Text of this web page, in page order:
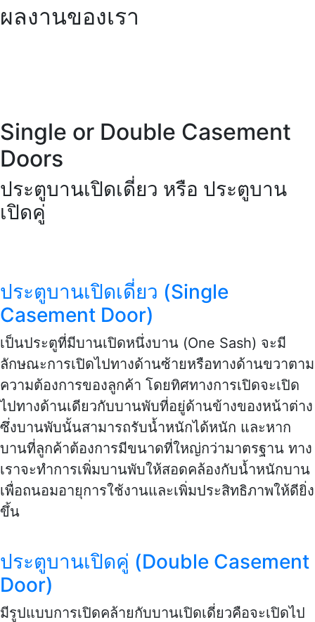
ผลงานของเรา
Single or Double Casement
Doors
ประตูบานเปิดเดี่ยว หรือ ประตูบาน
เปิดคู่
ประตูบานเปิดเดี่ยว (Single
Casement Door)
เป็นประตูที่มีบานเปิดหนึ่งบาน (One Sash) จะมี
ลักษณะการเปิดไปทางด้านซ้ายหรือทางด้านขวาตาม
ความต้องการของลูกค้า โดยทิศทางการเปิดจะเปิด
ไปทางด้านเดียวกับบานพับที่อยู่ด้านข้างของหน้าต่าง
ซึ่งบานพับนั้นสามารถรับน้ำหนักได้หนัก และหาก
บานที่ลูกค้าต้องการมีขนาดที่ใหญ่กว่ามาตรฐาน ทาง
เราจะทำการเพิ่มบานพับให้สอดคล้องกับน้ำหนักบาน
เพื่อถนอมอายุการใช้งานและเพิ่มประสิทธิภาพให้ดียิ่ง
ขึ้น
ประตูบานเปิดคู่ (Double Casement
Door)
มีรูปแบบการเปิดคล้ายกับบานเปิดเดี่ยวคือจะเปิดไป